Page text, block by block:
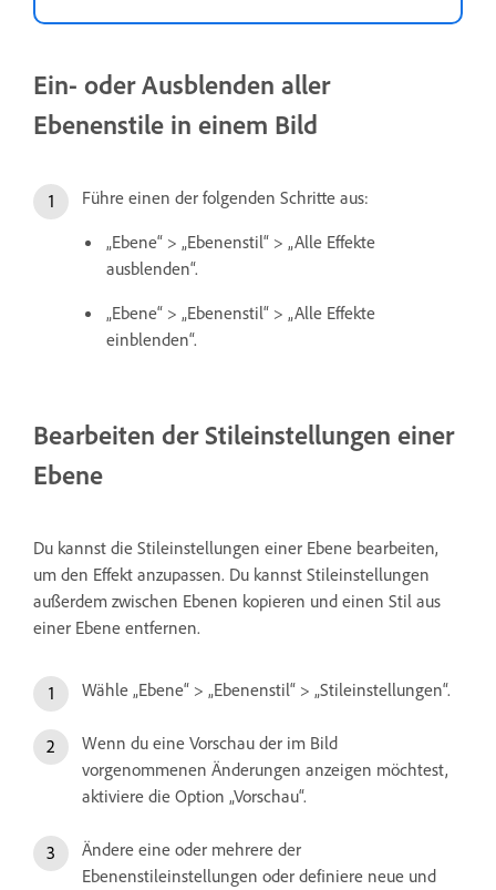
Ein- oder Ausblenden aller
Ebenenstile in einem Bild
Führe einen der folgenden Schritte aus:
„Ebene“ > „Ebenenstil“ > „Alle Effekte
ausblenden“.
„Ebene“ > „Ebenenstil“ > „Alle Effekte
einblenden“.
Bearbeiten der Stileinstellungen einer
Ebene
Du kannst die Stileinstellungen einer Ebene bearbeiten,
um den Effekt anzupassen. Du kannst Stileinstellungen
außerdem zwischen Ebenen kopieren und einen Stil aus
einer Ebene entfernen.
Wähle „Ebene“ > „Ebenenstil“ > „Stileinstellungen“.
Wenn du eine Vorschau der im Bild
vorgenommenen Änderungen anzeigen möchtest,
aktiviere die Option „Vorschau“.
Ändere eine oder mehrere der
Ebenenstileinstellungen oder definiere neue und